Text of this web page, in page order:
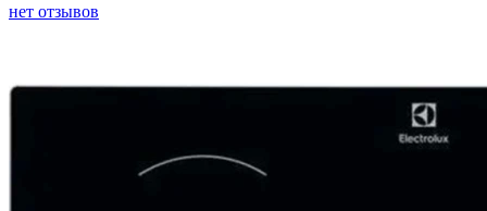
нет отзывов